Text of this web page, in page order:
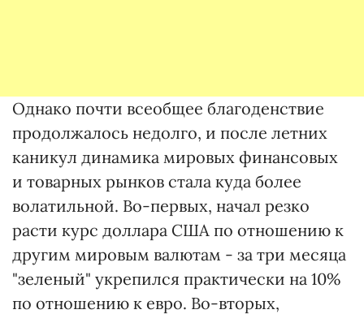
Однако почти всеобщее благоденствие
продолжалось недолго, и после летних
каникул динамика мировых финансовых
и товарных рынков стала куда более
волатильной. Во-первых, начал резко
расти курс доллара США по отношению к
другим мировым валютам - за три месяца
"зеленый" укрепился практически на 10%
по отношению к евро. Во-вторых,